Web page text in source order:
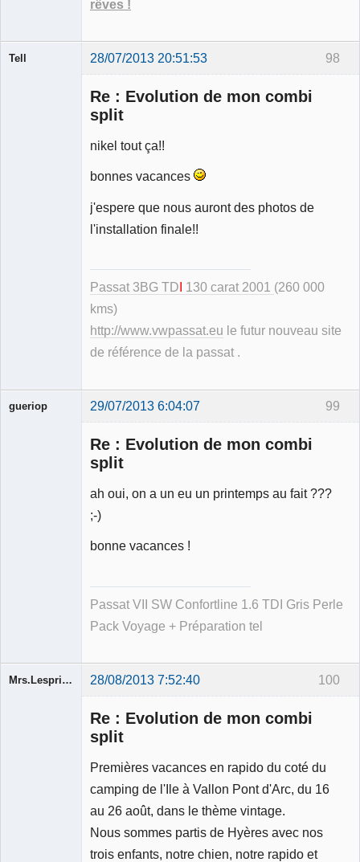
rêves !
98
Tell 28/07/2013 20:51:53
Re : Evolution de mon combi
split
nikel tout ça!!
bonnes vacances
j'espere que nous auront des photos de
l'installation finale!!
Passat 3BG TD 130 carat 2001 (260 000
kms)
http://www.vwpassat.eu le futur nouveau site
de référence de la passat .
99
gueriop 29/07/2013 6:04:07
Re : Evolution de mon combi
split
ah oui, on a un eu un printemps au fait ???
;-)
bonne vacances !
Passat VII SW Confortline 1.6 TDI Gris Perle
Pack Voyage + Préparation tel
100
Mrs.Lespritfifi 28/08/2013 7:52:40
Re : Evolution de mon combi
split
Premières vacances en rapido du coté du
camping de l'Ile à Vallon Pont d'Arc, du 16
au 26 août, dans le thème vintage.
Nous sommes partis de Hyères avec nos
trois enfants, notre chien, notre rapido et